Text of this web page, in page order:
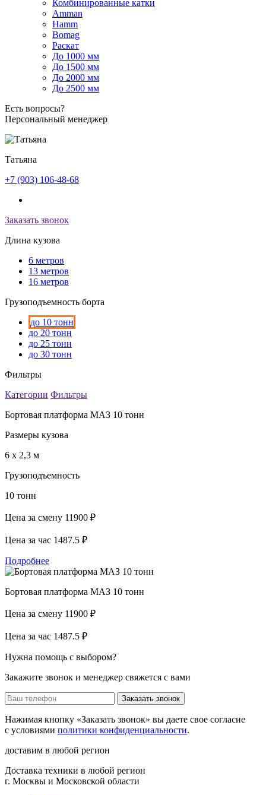
Комбинированные катки
Amman
Hamm
Bomag
Раскат
До 1000 мм
До 1500 мм
До 2000 мм
До 2500 мм
Есть вопросы?
Персональный менеджер
Татьяна
+7 (903) 106-48-68
Заказать звонок
Длина кузова
6 метров
13 метров
16 метров
Грузоподъемность борта
до 10 тонн
до 20 тонн
до 25 тонн
до 30 тонн
Фильтры
Категории Фильтры
Бортовая платформа МАЗ 10 тонн
Размеры кузова
6 х 2,3 м
Грузоподъемность
10 тонн
Цена за смену 11900 ₽
Цена за час 1487.5 ₽
Подробнее
Бортовая платформа МАЗ 10 тонн
Цена за смену 11900 ₽
Цена за час 1487.5 ₽
Нужна помощь с выбором?
Закажите звонок и менеджер свяжется с вами
Заказать звонок
Нажимая кнопку «Заказать звонок» вы даете свое согласие
с условиями политики конфиденциальности.
доставим в любой регион
Доставка техники в любой регион
г. Москвы и Московской области